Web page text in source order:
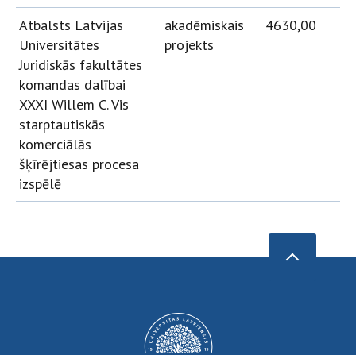
Atbalsts Latvijas
Universitātes
Juridiskās fakultātes
komandas dalībai
XXXI Willem C. Vis
starptautiskās
komerciālās
šķīrējtiesas procesa
izspēlē
akadēmiskais
projekts
4630,00